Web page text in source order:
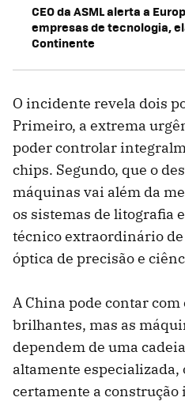
CEO da ASML alerta a
empresas de tecnologia,
Continente
O incidente revela dois
Primeiro, a extrema
poder controlar
chips. Segundo, que o
máquinas vai além da
os sistemas de litografia
técnico extraordinário
óptica de precisão e
A China pode contar
brilhantes, mas as
dependem de uma
altamente especializada,
certamente a construção